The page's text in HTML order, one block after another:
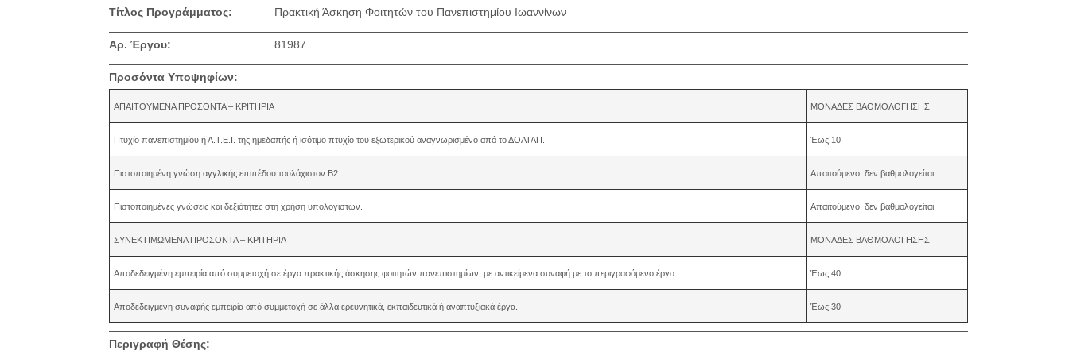
Τίτλος Προγράμματος: Πρακτική Άσκηση Φοιτητών του Πανεπιστημίου Ιωαννίνων
Αρ. Έργου: 81987
Προσόντα Υποψηφίων:
ΑΠΑΙΤΟΥΜΕΝΑ ΠΡΟΣΟΝΤΑ – ΚΡΙΤΗΡΙΑ ΜΟΝΑΔΕΣ ΒΑΘΜΟΛΟΓΗΣΗΣ
Πτυχίο πανεπιστημίου ή Α.Τ.Ε.Ι. της ημεδαπής ή ισότιμο πτυχίο του εξωτερικού αναγνωρισμένο από το ΔΟΑΤΑΠ. Έως 10
Πιστοποιημένη γνώση αγγλικής επιπέδου τουλάχιστον Β2 Απαιτούμενο, δεν βαθμολογείται
Πιστοποιημένες γνώσεις και δεξιότητες στη χρήση υπολογιστών. Απαιτούμενο, δεν βαθμολογείται
ΣΥΝΕΚΤΙΜΩΜΕΝΑ ΠΡΟΣΟΝΤΑ – ΚΡΙΤΗΡΙΑ ΜΟΝΑΔΕΣ ΒΑΘΜΟΛΟΓΗΣΗΣ
Αποδεδειγμένη εμπειρία από συμμετοχή σε έργα πρακτικής άσκησης φοιτητών πανεπιστημίων, με αντικείμενα συναφή με το περιγραφόμενο έργο. Έως 40
Αποδεδειγμένη συναφής εμπειρία από συμμετοχή σε άλλα ερευνητικά, εκπαιδευτικά ή αναπτυξιακά έργα. Έως 30
Περιγραφή Θέσης: